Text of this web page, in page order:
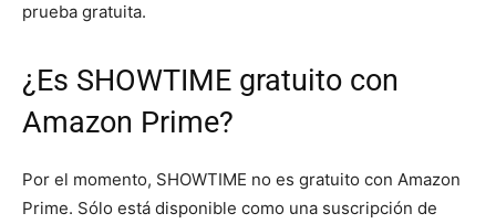
prueba gratuita.
¿Es SHOWTIME gratuito con
Amazon Prime?
Por el momento, SHOWTIME no es gratuito con Amazon
Prime. Sólo está disponible como una suscripción de